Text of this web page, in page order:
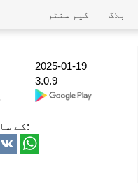
بلاگ گیم سنٹر
2025-01-19
3.0.9
کے ساتھ شیئر کریں: